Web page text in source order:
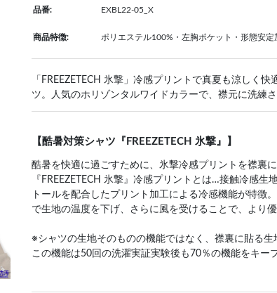
品番: EXBL22-05_X
商品特徴: ポリエステル100%・左胸ポケット・形態安定
「FREEZETECH 氷撃」冷感プリントで真夏も涼しく
ツ。人気のホリゾンタルワイドカラーで、襟元に洗練
【酷暑対策シャツ『FREEZETECH 氷撃』】
酷暑を快適に過ごすために、氷撃冷感プリントを襟裏に
『FREEZETECH 氷撃』冷感プリントとは…接触冷感生
トールを配合したプリント加工による冷感機能が特徴
で生地の温度を下げ、さらに風を受けることで、より
※シャツの生地そのものの機能ではなく、襟裏に貼る生
この機能は50回の洗濯実証実験後も70％の機能をキー